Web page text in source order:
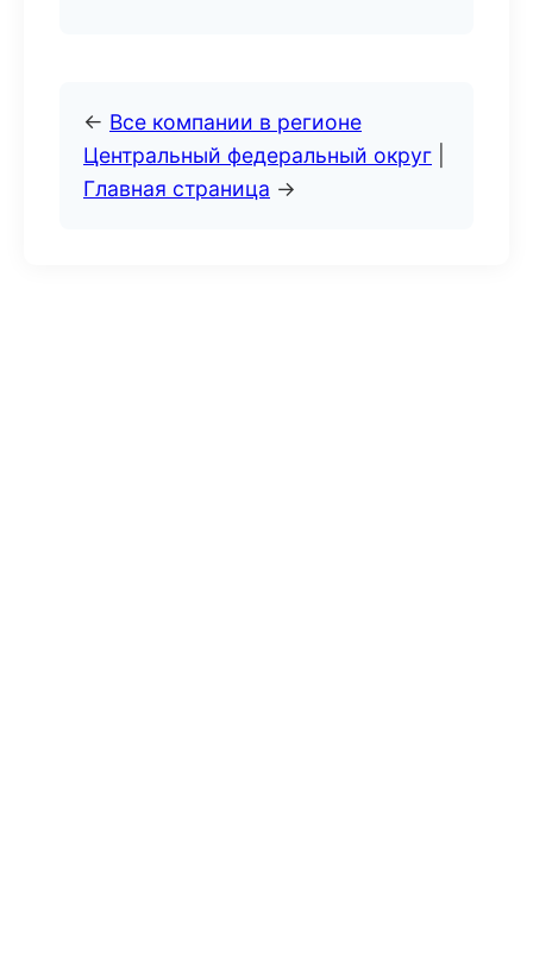
← Все компании в регионе
Центральный федеральный округ
Главная страница →